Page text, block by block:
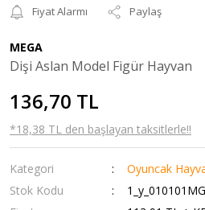
Fiyat Alarmı
Paylaş
MEGA
Dişi Aslan Model Figür Hayvan
136,70 TL
*18,38 TL den başlayan taksitlerle!!
Kategori
Oyuncak
Stok Kodu